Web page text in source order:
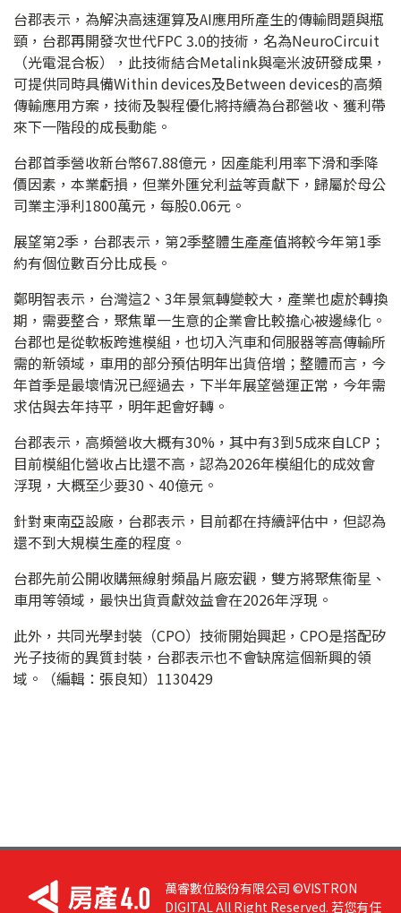
台郡表示，為解決高速運算及AI應用所產生的傳輸問題與瓶
頸，台郡再開發次世代FPC 3.0的技術，名為NeuroCircuit
（光電混合板），此技術結合Metalink與毫米波研發成果，
可提供同時具備Within devices及Between devices的高頻
傳輸應用方案，技術及製程優化將持續為台郡營收、獲利帶
來下一階段的成長動能。
台郡首季營收新台幣67.88億元，因產能利用率下滑和季降
價因素，本業虧損，但業外匯兌利益等貢獻下，歸屬於母公
司業主淨利1800萬元，每股0.06元。
展望第2季，台郡表示，第2季整體生產產值將較今年第1季
約有個位數百分比成長。
鄭明智表示，台灣這2、3年景氣轉變較大，產業也處於轉換
期，需要整合，聚焦單一生意的企業會比較擔心被邊緣化。
台郡也是從軟板跨進模組，也切入汽車和伺服器等高傳輸所
需的新領域，車用的部分預估明年出貨倍增；整體而言，今
年首季是最壞情況已經過去，下半年展望營運正常，今年需
求估與去年持平，明年起會好轉。
台郡表示，高頻營收大概有30%，其中有3到5成來自LCP；
目前模組化營收占比還不高，認為2026年模組化的成效會
浮現，大概至少要30、40億元。
針對東南亞設廠，台郡表示，目前都在持續評估中，但認為
還不到大規模生產的程度。
台郡先前公開收購無線射頻晶片廠宏觀，雙方將聚焦衛星、
車用等領域，最快出貨貢獻效益會在2026年浮現。
此外，共同光學封裝（CPO）技術開始興起，CPO是搭配矽
光子技術的異質封裝，台郡表示也不會缺席這個新興的領
域。（編輯：張良知）1130429
萬睿數位股份有限公司 ©VISTRON
DIGITAL All Right Reserved. 若您有任